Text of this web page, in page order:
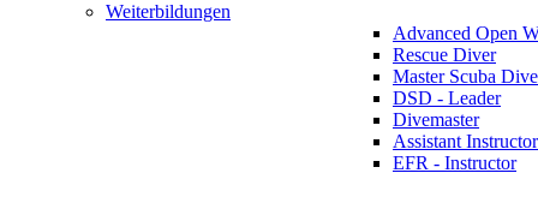
Weiterbildungen
Advanced Open
Rescue Diver
Master Scuba
DSD - Leader
Divemaster
Assistant Instructor
EFR - Instructor